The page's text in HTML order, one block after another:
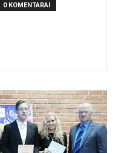
0 KOMENTARAI